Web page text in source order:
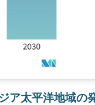
ア太平洋地域の